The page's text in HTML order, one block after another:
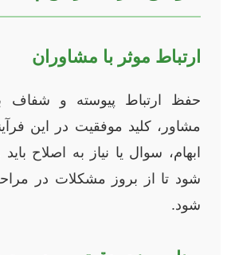
ارتباط موثر با مشاوران
حفظ ارتباط پیوسته و شفاف
مشاور، کلید موفقیت در این
ابهام، سوال یا نیاز به اصلاح
شود تا از بروز مشکلات در
شود.